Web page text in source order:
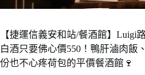
【捷運信義安和站/餐酒館】Luigi
白酒只要佛心價550！鴨肝滷肉飯
份也不心疼荷包的平價餐酒館🍷